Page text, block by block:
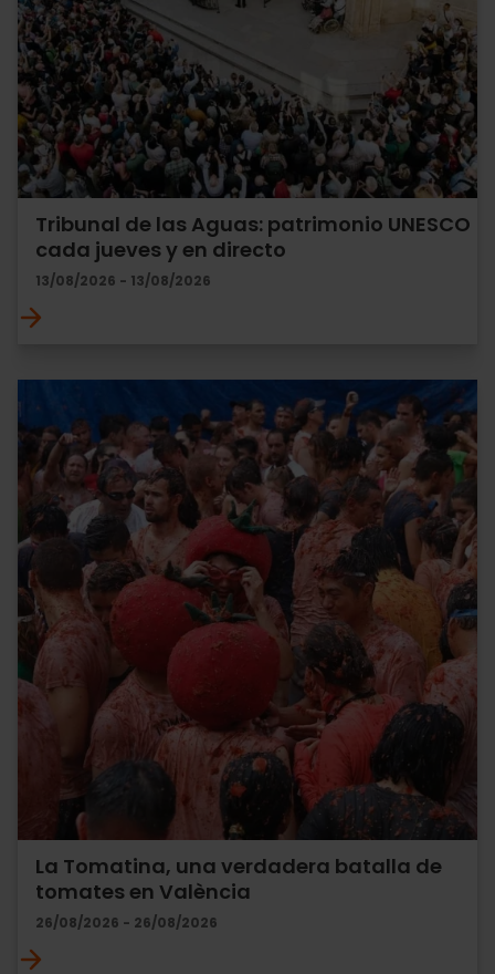
Tribunal de las Aguas: patrimonio UNESCO
cada jueves y en directo
13/08/2026 - 13/08/2026
La Tomatina, una verdadera batalla de
tomates en València
26/08/2026 - 26/08/2026